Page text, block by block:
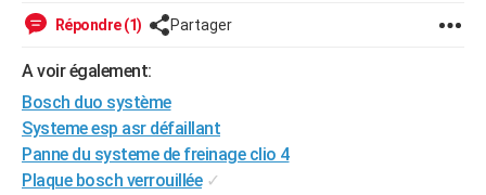
Guides de France
Escapades
Patrimoine
Expositions
Musées
Week-end nature
Art de vivre
Bien-être
Loisirs
Mode
Modes de vie
Alimentation
Guide de la santé
Maladies
Médicaments
Sommeil
VOYAGE
Voyage nature
Voyage de noces
PHOTO
Répondre (1) Partager
A voir également:
Bosch duo système
Systeme esp asr défaillant
Panne du systeme de freinage clio 4
Plaque bosch verrouillée ✓